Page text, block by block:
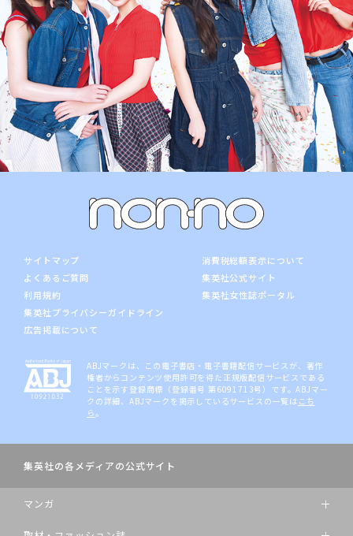
サイトマップ
よくあるご質問
利用規約
集英社プライバシーガイドライン
広告掲載について
消費税総額表示について
集英社公式サイト
集英社女性誌ポータル
ABJマークは、この電子書店・電子書籍配信サービスが、著作
権者からコンテンツ使用許可を得た正規版配信サービスである
ことを示す登録商標（登録番号 第6091713号）です。ABJマー
クの詳細、ABJマークを掲示しているサービスの一覧は こち
ら。
集英社の各メディアの公式サイト
マンガ